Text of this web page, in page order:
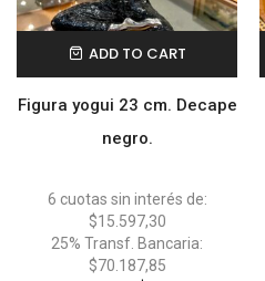
ADD TO CART
Figura yogui 23 cm. Decape
negro.
6 cuotas sin interés de:
$15.597,30
25% Transf. Bancaria:
$70.187,85